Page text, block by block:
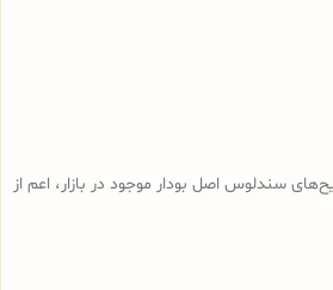
سندلوس‌ اصل بودار موجود در بازار، اعم از